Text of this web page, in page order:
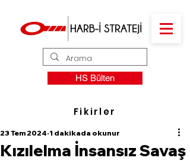
HS Bülten
Fikirler
Kızılelma İnsansız Savaş
23 Tem 2024 1 dakikada okunur